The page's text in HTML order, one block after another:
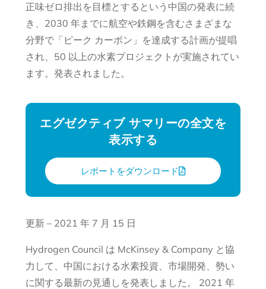
正味ゼロ排出を目標とするという中国の発表に続
き、2030 年までに航空や鉄鋼を含むさまざまな
分野で「ピーク カーボン」を達成する計画が提唱
され、50 以上の水素プロジェクトが実施されてい
ます。発表されました。
エグゼクティブ サマリーの全文を
表示する
レポートをダウンロード
更新 – 2021 年 7 月 15 日
Hydrogen Council は McKinsey & Company と協
力して、中国における水素投資、市場開発、勢い
に関する最新の見通しを発表しました。 2021 年